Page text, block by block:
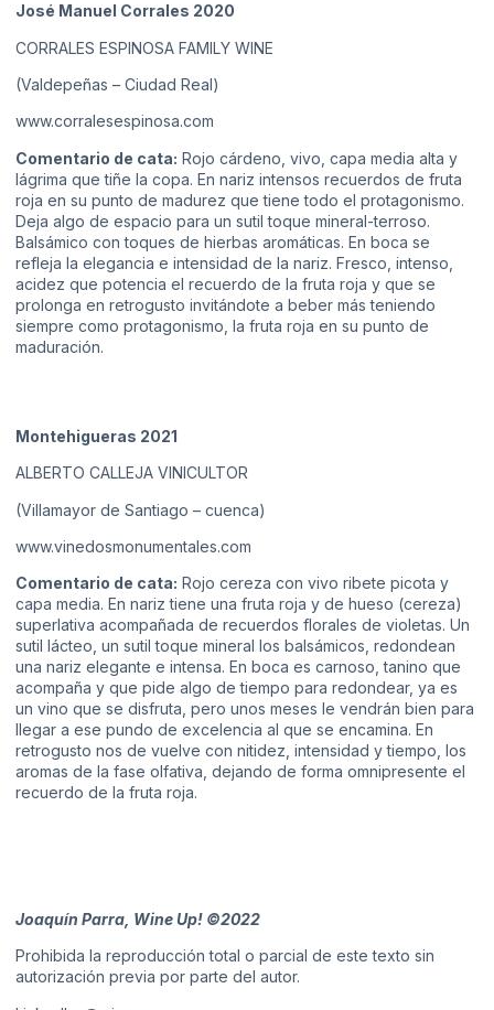
José Manuel Corrales 2020
CORRALES ESPINOSA FAMILY WINE
(Valdepeñas – Ciudad Real)
www.corralesespinosa.com
Comentario de cata: Rojo cárdeno, vivo, capa media alta y
lágrima que tiñe la copa. En nariz intensos recuerdos de fruta
roja en su punto de madurez que tiene todo el protagonismo.
Deja algo de espacio para un sutil toque mineral-terroso.
Balsámico con toques de hierbas aromáticas. En boca se
refleja la elegancia e intensidad de la nariz. Fresco, intenso,
acidez que potencia el recuerdo de la fruta roja y que se
prolonga en retrogusto invitándote a beber más teniendo
siempre como protagonismo, la fruta roja en su punto de
maduración.
Montehigueras 2021
ALBERTO CALLEJA VINICULTOR
(Villamayor de Santiago – cuenca)
www.vinedosmonumentales.com
Comentario de cata: Rojo cereza con vivo ribete picota y
capa media. En nariz tiene una fruta roja y de hueso (cereza)
superlativa acompañada de recuerdos florales de violetas. Un
sutil lácteo, un sutil toque mineral los balsámicos, redondean
una nariz elegante e intensa. En boca es carnoso, tanino que
acompaña y que pide algo de tiempo para redondear, ya es
un vino que se disfruta, pero unos meses le vendrán bien para
llegar a ese pundo de excelencia al que se encamina. En
retrogusto nos de vuelve con nitidez, intensidad y tiempo, los
aromas de la fase olfativa, dejando de forma omnipresente el
recuerdo de la fruta roja.
Joaquín Parra, Wine Up! ©2022
Prohibida la reproducción total o parcial de este texto sin
autorización previa por parte del autor.